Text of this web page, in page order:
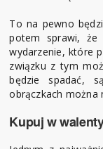
To na pewno
potem sprawi, że
wydarzenie, które
związku z tym
będzie spadać,
obrączkach można
Kupuj w